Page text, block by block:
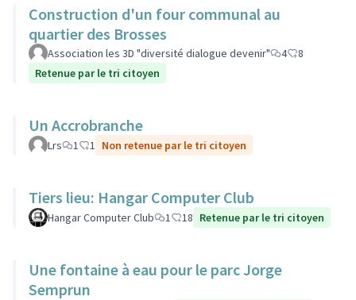
Construction d'un four communal au
quartier des Brosses
Association les 3D "diversité dialogue devenir" 4
8
Retenue par le tri citoyen
Un Accrobranche
Lrs 1 1 Non retenue par le tri citoyen
Tiers lieu: Hangar Computer Club
Hangar Computer Club 1 18 Retenue par le tri citoyen
Une fontaine à eau pour le parc Jorge
Semprun